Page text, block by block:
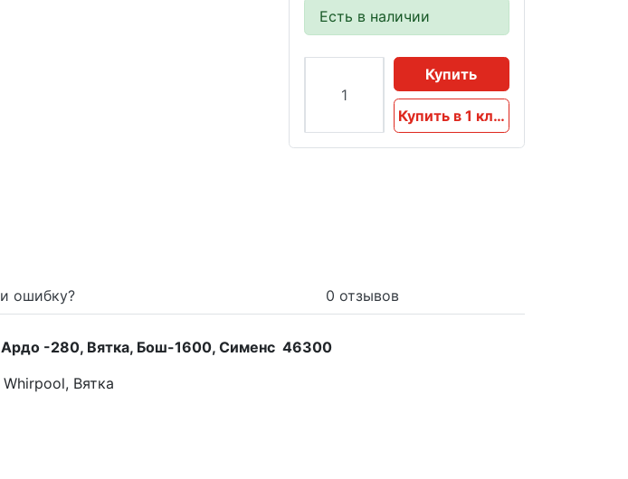
Есть в наличии
Купить
Купить в 1 клик
ошибку? 0 отзывов
Ардо -280, Вятка, Бош-1600, Сименс 46300
Вятка